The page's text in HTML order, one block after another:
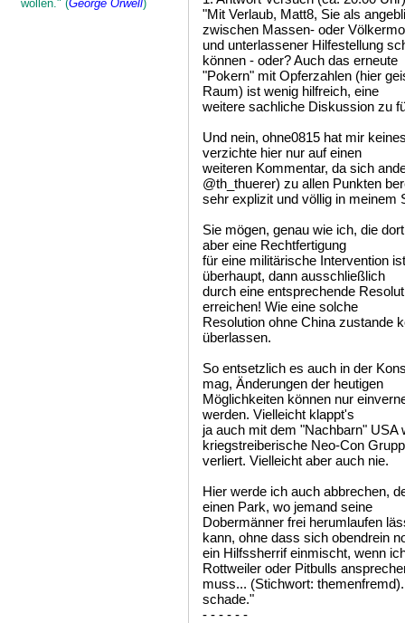
wollen." (George Orwell)
"Mit Verlaub, Matt8, Sie als
zwischen Massen- oder
und unterlassener Hilfestellung
können - oder? Auch das erneute
"Pokern" mit Opferzahlen (hier
Raum) ist wenig hilfreich, eine
weitere sachliche Diskussion zu
Und nein, ohne0815 hat mir
verzichte hier nur auf einen
weiteren Kommentar, da sich
@th_thuerer) zu allen Punkten
sehr explizit und völlig in meinem
Sie mögen, genau wie ich, die
aber eine Rechtfertigung
für eine militärische Intervention
überhaupt, dann ausschließlich
durch eine entsprechende
erreichen! Wie eine solche
Resolution ohne China zustande
überlassen.
So entsetzlich es auch in der
mag, Änderungen der heutigen
Möglichkeiten können nur
werden. Vielleicht klappt's
ja auch mit dem "Nachbarn" USA
kriegstreiberische Neo-Con
verliert. Vielleicht aber auch nie.
Hier werde ich auch abbrechen,
einen Park, wo jemand seine
Dobermänner frei herumlaufen
kann, ohne dass sich obendrein
ein Hilfssherrif einmischt, wenn
Rottweiler oder Pitbulls
muss... (Stichwort:
schade."
- - - - - -